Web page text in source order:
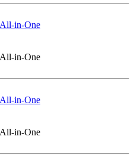
in-One
in-One
in-One
in-One